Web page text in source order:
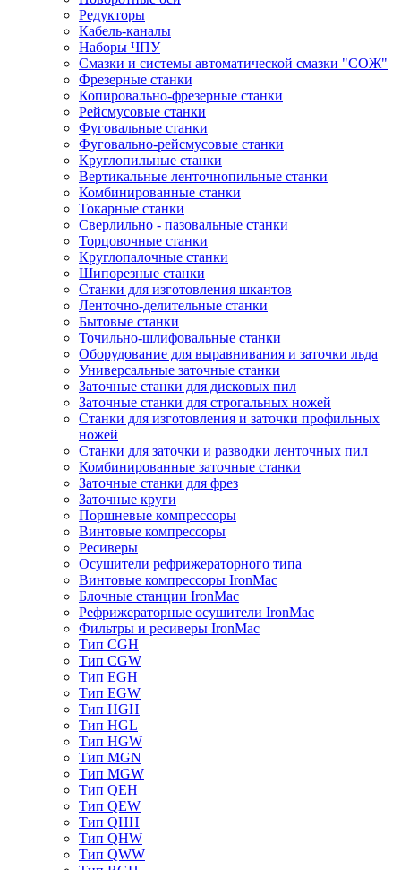
Редукторы
Кабель-каналы
Наборы ЧПУ
Смазки и системы автоматической смазки "СОЖ"
Фрезерные станки
Копировально-фрезерные станки
Рейсмусовые станки
Фуговальные станки
Фуговально-рейсмусовые станки
Круглопильные станки
Вертикальные ленточнопильные станки
Комбинированные станки
Токарные станки
Сверлильно - пазовальные станки
Торцовочные станки
Круглопалочные станки
Шипорезные станки
Станки для изготовления шкантов
Ленточно-делительные станки
Бытовые станки
Точильно-шлифовальные станки
Оборудование для выравнивания и заточки льда
Универсальные заточные станки
Заточные станки для дисковых пил
Заточные станки для строгальных ножей
Станки для изготовления и заточки профильных
ножей
Станки для заточки и разводки ленточных пил
Комбинированные заточные станки
Заточные станки для фрез
Заточные круги
Поршневые компрессоры
Винтовые компрессоры
Ресиверы
Осушители рефрижераторного типа
Винтовые компрессоры IronMac
Блочные станции IronMac
Рефрижераторные осушители IronMac
Фильтры и ресиверы IronMac
Тип CGH
Тип CGW
Тип EGH
Тип EGW
Тип HGH
Тип HGL
Тип HGW
Тип MGN
Тип MGW
Тип QEH
Тип QEW
Тип QHH
Тип QHW
Тип QWW